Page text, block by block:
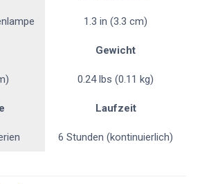
1.3 in (3.3 cm)
Gewicht
0.24 lbs (0.11 kg)
Laufzeit
6 Stunden (kontinuierlich)